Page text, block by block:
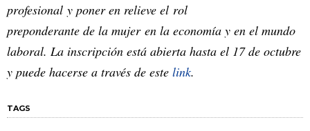
profesional y poner en relieve el rol
preponderante de la mujer en la economía y en el mundo
laboral. La inscripción está abierta hasta el 17 de octubre
y puede hacerse a través de este link.
TAGS